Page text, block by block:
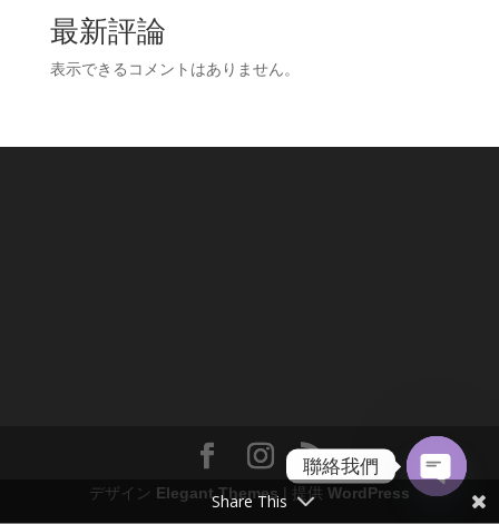
最新評論
表示できるコメントはありません。
デザイン Elegant Themes| 提供 WordPress
Share This
聯絡我們
Open